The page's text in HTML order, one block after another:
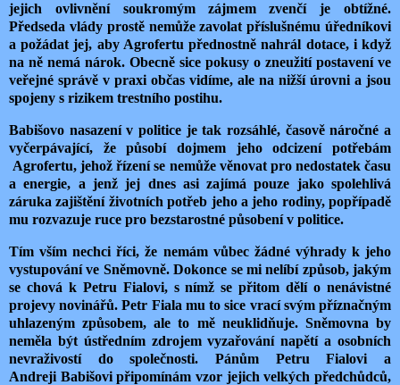
jejich ovlivnění soukromým zájmem zvenčí je obtížné.
Předseda vlády prostě nemůže zavolat příslušnému úředníkovi
a požádat jej, aby Agrofertu přednostně nahrál dotace, i když
na ně nemá nárok. Obecně sice pokusy o zneužití postavení ve
veřejné správě v praxi občas vidíme, ale na nižší úrovni a jsou
spojeny s rizikem trestního postihu.
Babišovo nasazení v politice je tak rozsáhlé, časově náročné a
vyčerpávající, že působí dojmem jeho odcizení potřebám
Agrofertu, jehož řízení se nemůže věnovat pro nedostatek času
a energie, a jenž jej dnes asi zajímá pouze jako spolehlivá
záruka zajištění životních potřeb jeho a jeho rodiny, popřípadě
mu rozvazuje ruce pro bezstarostné působení v politice.
Tím vším nechci říci, že nemám vůbec žádné výhrady k jeho
vystupování ve Sněmovně. Dokonce se mi nelíbí způsob, jakým
se chová k Petru Fialovi, s nímž se přitom dělí o nenávistné
projevy novinářů. Petr Fiala mu to sice vrací svým příznačným
uhlazeným způsobem, ale to mě neuklidňuje. Sněmovna by
neměla být ústředním zdrojem vyzařování napětí a osobních
nevraživostí do společnosti. Pánům Petru Fialovi a
Andreji Babišovi připomínám vzor jejich velkých předchůdců,